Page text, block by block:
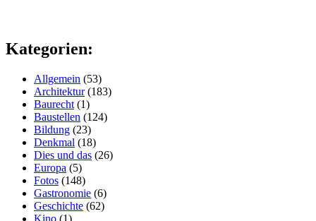
Kategorien:
Allgemein (53)
Architektur(183)
Baurecht (1)
Baustellen (124)
Bildung (23)
Denkmal (18)
Dies und das (26)
Europa (5)
Fotos (148)
Gastronomie (6)
Geschichte (62)
Kino (1)